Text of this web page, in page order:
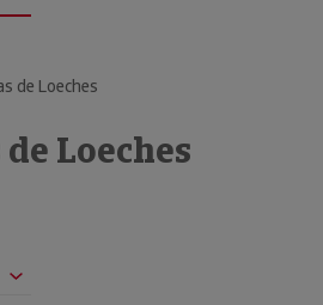
de Loeches
Loeches